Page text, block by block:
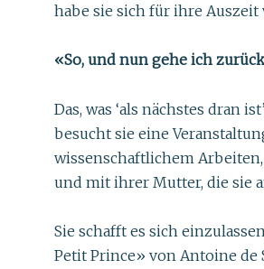
habe sie sich für ihre
«So, und nun gehe ich
Das, was ‘als nächstes dran
besucht sie eine
wissenschaftlichem
und mit ihrer Mutter, die sie
Sie schafft es sich
Petit Prince» von Antoine